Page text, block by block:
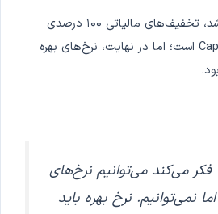
به گفته او، سوخت این رشد، تخفیف‌های مالیاتی ۱۰۰ درصدی
برای سرمایه‌گذاری‌های CapEx است؛ اما در نهایت، نرخ‌های بهره
فکر می‌کند می‌توانیم نرخ‌های
نمی‌توانیم. نرخ بهره باید